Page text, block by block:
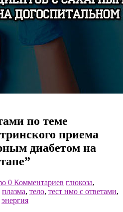
по теме
приема
диабетом на
0 Комментариев глюкоза,
плазма, тело, тест нмо с ответами,
энергия